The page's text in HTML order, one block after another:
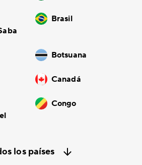
Brasil
Botsuana
Canadá
Congo
los países